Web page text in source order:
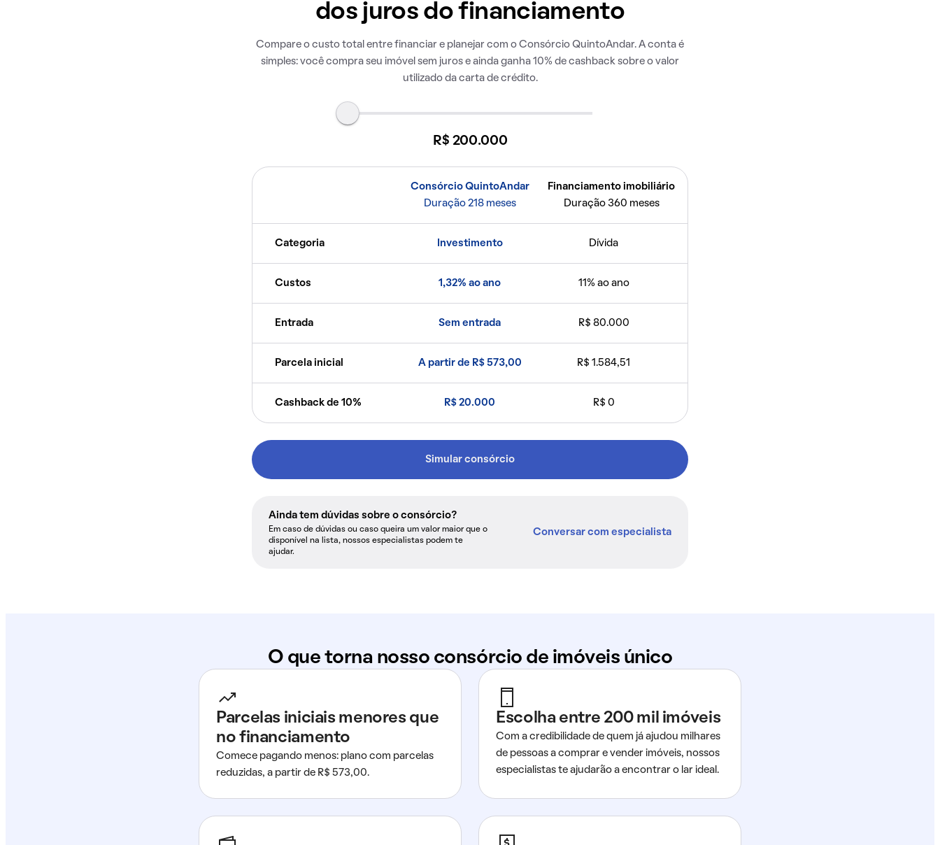
dos juros do financiamento
Compare o custo total entre financiar e planejar com o Consórcio QuintoAndar. A conta é
simples: você compra seu imóvel sem juros e ainda ganha 10% de cashback sobre o valor
utilizado da carta de crédito.
R$ 200.000
Consórcio QuintoAndar
Duração 218 meses
Financiamento imobiliário
Duração 360 meses
Categoria Investimento Dívida
Custos 1,32% ao ano 11% ao ano
Entrada Sem entrada R$ 80.000
Parcela inicial A partir de R$ 573,00 R$ 1.584,51
Cashback de 10% R$ 20.000 R$ 0
Simular consórcio
Ainda tem dúvidas sobre o consórcio?
Em caso de dúvidas ou caso queira um valor maior que o
disponível na lista, nossos especialistas podem te
ajudar.
Conversar com especialista
O que torna nosso consórcio de imóveis único
Parcelas iniciais menores que
no financiamento
Comece pagando menos: plano com parcelas
reduzidas, a partir de R$ 573,00.
Escolha entre 200 mil imóveis
Com a credibilidade de quem já ajudou milhares
de pessoas a comprar e vender imóveis, nossos
especialistas te ajudarão a encontrar o lar ideal.